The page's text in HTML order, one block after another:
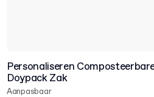
Personaliseren
Doypack Zak
Aanpasbaar